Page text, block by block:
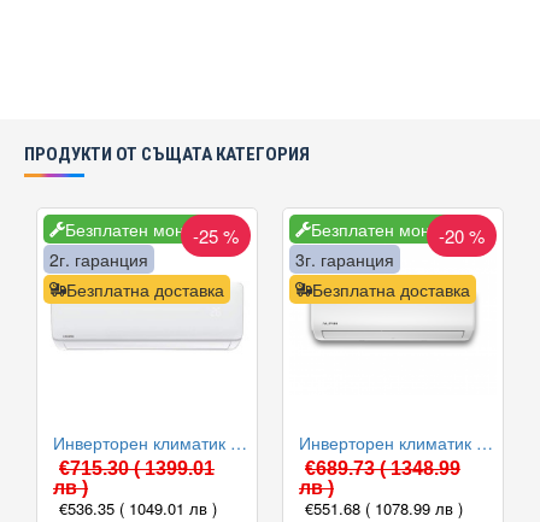
ПРОДУКТИ ОТ СЪЩАТА КАТЕГОРИЯ
Безплатен монтаж
Безплатна доставка
2г. гаранция
-25 %
Инверторен климатик Crown CIT-12FO62AS, 12 000 BTU, Клас A++
€715.30( 1399.01
лв )
€536.35 ( 1049.01 лв )
Безплатен монтаж
Безплатна доставка
3г. гаранция
-20 %
Инверторен климатик Alpin ASW-35ETE, Elite, WIFI, 12000 BTU, Клас А++
€689.73( 1348.99
лв )
€551.68 ( 1078.99 лв )